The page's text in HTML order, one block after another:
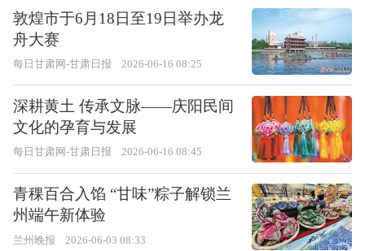
敦煌市于6月18日至19日举办龙
舟大赛
每日甘肃网-甘肃日报 2026-06-16 08:25
深耕黄土 传承文脉——庆阳民间
文化的孕育与发展
每日甘肃网-甘肃日报 2026-06-16 08:45
青稞百合入馅 “甘味”粽子解锁兰
州端午新体验
兰州晚报 2026-06-03 08:33